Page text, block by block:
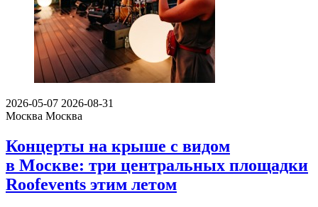
2026-05-07 2026-08-31
Москва Москва
Концерты на крыше с видом
в Москве: три центральных площадки
Roofevents этим летом